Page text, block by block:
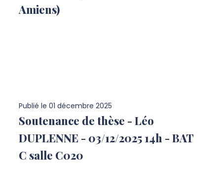
Amiens)
Publié le 01 décembre 2025
Soutenance de thèse - Léo
DUPLENNE - 03/12/2025 14h - BAT
C salle C020